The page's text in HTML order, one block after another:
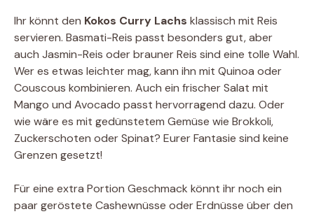
Ihr könnt den Kokos Curry Lachs klassisch mit Reis
servieren. Basmati-Reis passt besonders gut, aber
auch Jasmin-Reis oder brauner Reis sind eine tolle Wahl.
Wer es etwas leichter mag, kann ihn mit Quinoa oder
Couscous kombinieren. Auch ein frischer Salat mit
Mango und Avocado passt hervorragend dazu. Oder
wie wäre es mit gedünstetem Gemüse wie Brokkoli,
Zuckerschoten oder Spinat? Eurer Fantasie sind keine
Grenzen gesetzt!
Für eine extra Portion Geschmack könnt ihr noch ein
paar geröstete Cashewnüsse oder Erdnüsse über den